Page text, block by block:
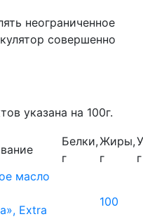
неограниченное
совершенно
указана на 100г.
Белки,
г
Жиры,
г
г
масло
Extra
100